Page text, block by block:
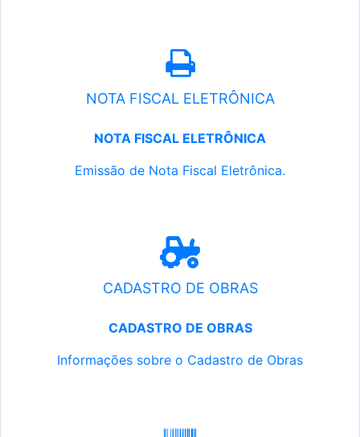
NOTA FISCAL ELETRÔNICA
NOTA FISCAL ELETRÔNICA
Emissão de Nota Fiscal Eletrônica.
CADASTRO DE OBRAS
CADASTRO DE OBRAS
Informações sobre o Cadastro de Obras